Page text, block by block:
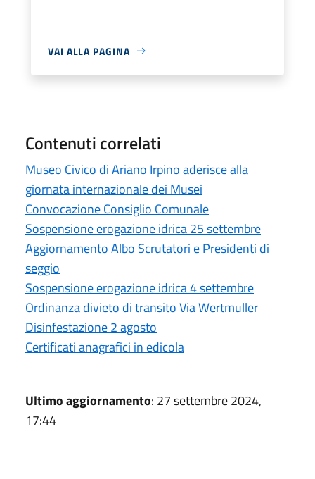
VAI ALLA PAGINA
Contenuti correlati
Museo Civico di Ariano Irpino aderisce alla
giornata internazionale dei Musei
Convocazione Consiglio Comunale
Sospensione erogazione idrica 25 settembre
Aggiornamento Albo Scrutatori e Presidenti di
seggio
Sospensione erogazione idrica 4 settembre
Ordinanza divieto di transito Via Wertmuller
Disinfestazione 2 agosto
Certificati anagrafici in edicola
Ultimo aggiornamento: 27 settembre 2024,
17:44